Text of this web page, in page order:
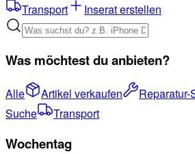
Transport Inserat erstellen
Was möchtest du anbieten?
Alle Artikel verkaufen Reparatur-
Suche
Transport
Wochentag